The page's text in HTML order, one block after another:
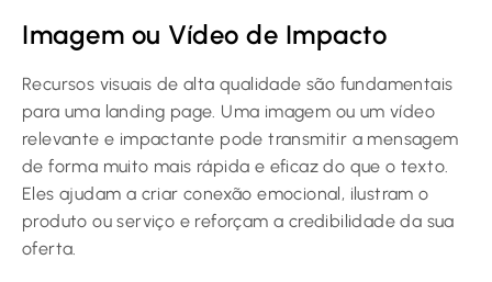
Imagem ou Vídeo de Impacto
Recursos visuais de alta qualidade são fundamentais
para uma landing page. Uma imagem ou um vídeo
relevante e impactante pode transmitir a mensagem
de forma muito mais rápida e eficaz do que o texto.
Eles ajudam a criar conexão emocional, ilustram o
produto ou serviço e reforçam a credibilidade da sua
oferta.